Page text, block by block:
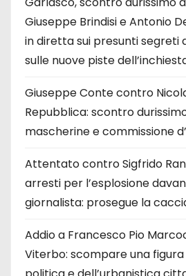
Giuseppe Brindisi e Antonio
in diretta sui presunti segreti
sulle nuove piste
Giuseppe Conte contro
Repubblica: scontro
mascherine e commissione
Attentato contro Sigfrido
arresti per l’esplosione
giornalista: prosegue la
Addio a Francesco Pio
Viterbo: scompare una